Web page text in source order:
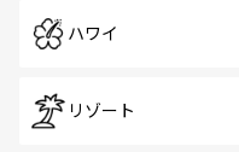
ハワイ
リゾート